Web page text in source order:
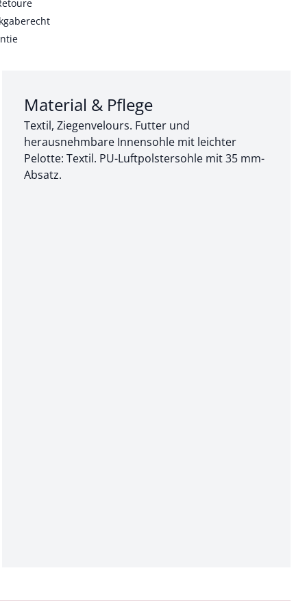
Abschnitt 3 von 3:
Material & Pflege
Textil, Ziegenvelours. Futter und
herausnehmbare Innensohle mit leichter
Pelotte: Textil. PU-Luftpolstersohle mit 35 mm-
Absatz.